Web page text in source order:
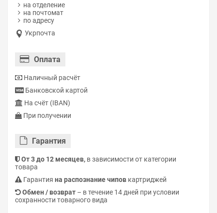
на отделение
на почтомат
по адресу
Укрпочта
Оплата
Наличный расчёт
Банковской картой
На счёт (IBAN)
При получении
Гарантия
От 3 до 12 месяцев, в зависимости от категории
товара
Гарантия на распознание чипов картриджей
Обмен / возврат – в течение 14 дней при условии
сохранности товарного вида